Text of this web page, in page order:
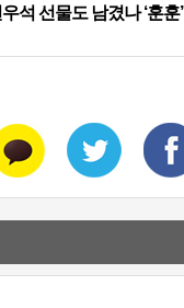
석 선물도 남겼나 ‘훈훈’